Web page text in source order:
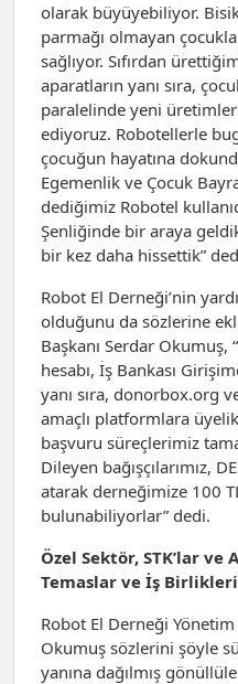
olarak büyüyebiliyor.
parmağı olmayan
sağlıyor. Sıfırdan
aparatların yanı sıra,
paralelinde yeni
ediyoruz. Robotellerle
çocuğun hayatına
Egemenlik ve Çocuk
dediğimiz Robotel
Şenliğinde bir araya
bir kez daha hissettik”
Robot El Derneği’nin
olduğunu da sözlerine
Başkanı Serdar
hesabı, İş Bankası
yanı sıra, donorbox.org
amaçlı platformlara
başvuru süreçlerimiz
Dileyen bağışçılarımız,
atarak derneğimize 100
bulunabiliyorlar” dedi.
Özel Sektör, STK’lar
Temaslar ve İş
Robot El Derneği
Okumuş sözlerini şöyle
yanına dağılmış